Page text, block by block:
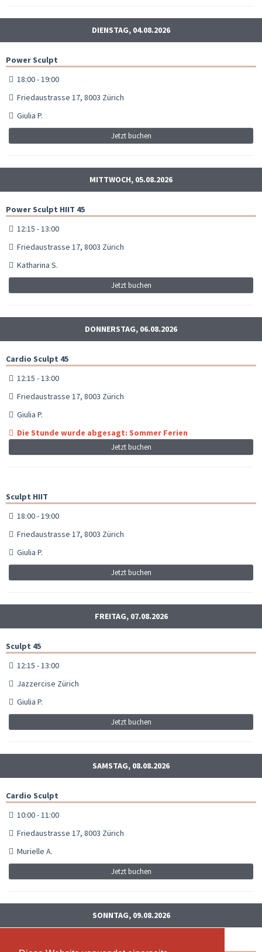
DIENSTAG, 04.08.2026
Power Sculpt
18:00 - 19:00
Friedaustrasse 17, 8003 Zürich
Giulia P.
Jetzt buchen
MITTWOCH, 05.08.2026
Power Sculpt HIIT 45
12:15 - 13:00
Friedaustrasse 17, 8003 Zürich
Katharina S.
Jetzt buchen
DONNERSTAG, 06.08.2026
Cardio Sculpt 45
12:15 - 13:00
Friedaustrasse 17, 8003 Zürich
Giulia P.
Die Stunde wurde abgesagt: Sommer Ferien
Jetzt buchen
Sculpt HIIT
18:00 - 19:00
Friedaustrasse 17, 8003 Zürich
Giulia P.
Jetzt buchen
FREITAG, 07.08.2026
Sculpt 45
12:15 - 13:00
Jazzercise Zürich
Giulia P.
Jetzt buchen
SAMSTAG, 08.08.2026
Cardio Sculpt
10:00 - 11:00
Friedaustrasse 17, 8003 Zürich
Murielle A.
Jetzt buchen
SONNTAG, 09.08.2026